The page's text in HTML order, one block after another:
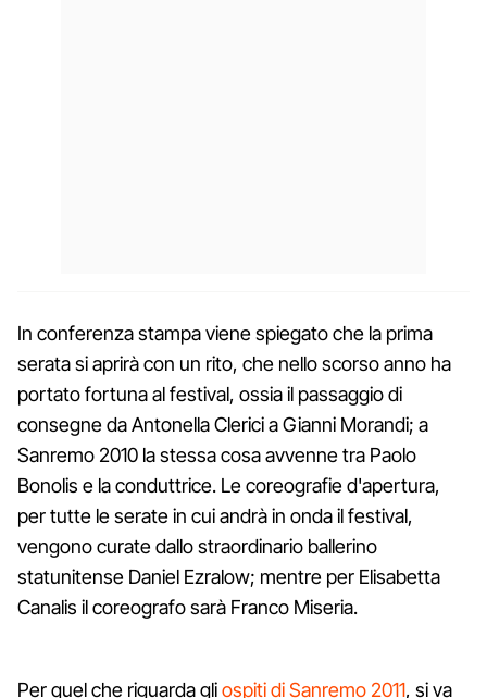
In conferenza stampa viene spiegato che la prima
serata si aprirà con un rito, che nello scorso anno ha
portato fortuna al festival, ossia il passaggio di
consegne da Antonella Clerici a Gianni Morandi; a
Sanremo 2010 la stessa cosa avvenne tra Paolo
Bonolis e la conduttrice. Le coreografie d'apertura,
per tutte le serate in cui andrà in onda il festival,
vengono curate dallo straordinario ballerino
statunitense Daniel Ezralow; mentre per Elisabetta
Canalis il coreografo sarà Franco Miseria.
Per quel che riguarda gliospiti di Sanremo 2011, si va